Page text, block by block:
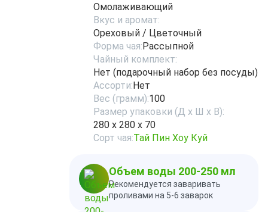
Омолаживающий
Вкус и аромат:
Ореховый / Цветочный
Форма чая:Рассыпной
Чайный комплект:
Нет (подарочный набор без посуды)
Ассорти:Нет
Вес (грамм):100
Размер упаковки (Д х Ш х В):
280 х 280 х 70
Сорт чая:Тай Пин Хоу Куй
Объем воды 200-250 мл
Рекомендуется заваривать
проливами на 5-6 заварок